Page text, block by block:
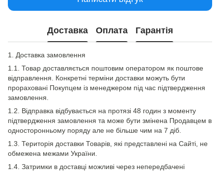
Доставка Оплата Гарантія
1. Доставка замовлення
1.1. Товар доставляється поштовим оператором як поштове
відправлення. Конкретні терміни доставки можуть бути
прораховані Покупцем із менеджером під час підтвердження
замовлення.
1.2. Відправка відбувається на протязі 48 годин з моменту
підтвердження замовлення та може бути змінена Продавцем в
односторонньому поряду але не більше чим на 7 діб.
1.3. Територія доставки Товарів, які представлені на Сайті, не
обмежена межами України.
1.4. Затримки в доставці можливі через непередбачені